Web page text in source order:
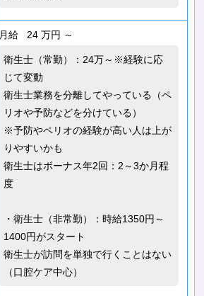
月給 24 万円 ～
衛生士（常勤）：24万～※経験に応
じて変動
衛生士業務を分離してやっている（ペ
リオや予防などを分けている）
※予防やペリオの経験が高い人は上が
りやすいかも
衛生士はボーナス年2回：2～3か月程
度
・衛生士（非常勤）：時給1350円～
1400円がスタート
衛生士が訪問を単独で行くことはない
（口腔ケア中心）